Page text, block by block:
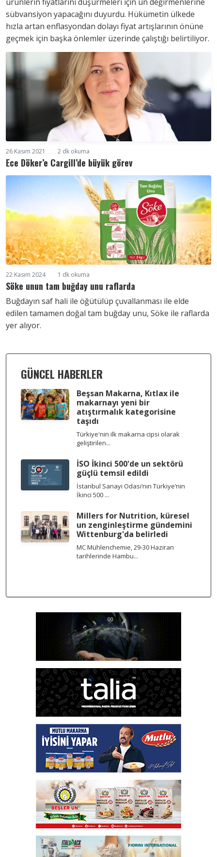
sübvansiyon yapacağını duyurdu. Hükümetin ülkede
hızla artan enflasyondan dolayı fiyat artışlarının önüne
geçmek için başka önlemler üzerinde çalıştığı belirtiliyor.
26 Kasım 2021 2 dk okuma
Ece Döker’e Cargill’de büyük görev
22 Kasım 2024 1 dk okuma
Söke unun tam buğday unu raflarda
Buğdayın saf hali ile öğütülüp çuvallanması ile elde
edilen tamamen doğal tam buğday unu, Söke ile raflarda
yer alıyor.
GÜNCEL HABERLER
Beşsan Makarna, Kıtlax ile
makarnayı yeni bir
atıştırmalık kategorisine
taşıdı
Türkiye'nin ilk makarna cipsi olarak
geliştirilen...
İSO İkinci 500'de un sektörü
güçlü temsil edildi
İstanbul Sanayi Odası’nın Türkiye’nin
İkinci 500 ...
Millers for Nutrition, küresel
un zenginleştirme gündemini
Wittenburg'da belirledi
MC Mühlenchemie, 29-30 Haziran
tarihlerinde Hambu...